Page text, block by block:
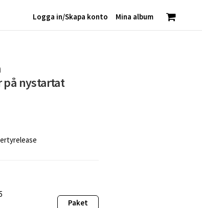
Mina album
Logga in/Skapa konto
nystartat
Paket